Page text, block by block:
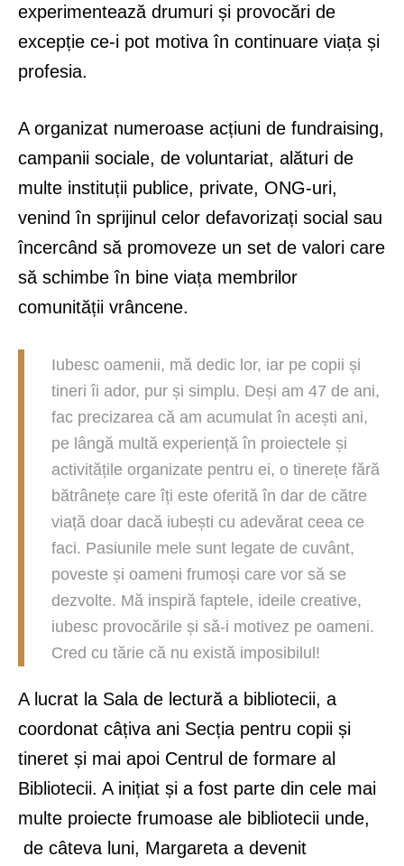
experimentează drumuri și provocări de
excepție ce-i pot motiva în continuare viața și
profesia.
A organizat numeroase acțiuni de fundraising,
campanii sociale, de voluntariat, alături de
multe instituții publice, private, ONG-uri,
venind în sprijinul celor defavorizați social sau
încercând să promoveze un set de valori care
să schimbe în bine viața membrilor
comunității vrâncene.
Iubesc oamenii, mă dedic lor, iar pe copii și
tineri îi ador, pur și simplu. Deși am 47 de ani,
fac precizarea că am acumulat în acești ani,
pe lângă multă experiență în proiectele și
activitățile organizate pentru ei, o tinerețe fără
bătrânețe care îți este oferită în dar de către
viață doar dacă iubești cu adevărat ceea ce
faci. Pasiunile mele sunt legate de cuvânt,
poveste și oameni frumoși care vor să se
dezvolte. Mă inspiră faptele, ideile creative,
iubesc provocările și să-i motivez pe oameni.
Cred cu tărie că nu există imposibilul!
A lucrat la Sala de lectură a bibliotecii, a
coordonat câțiva ani Secția pentru copii și
tineret și mai apoi Centrul de formare al
Bibliotecii. A inițiat și a fost parte din cele mai
multe proiecte frumoase ale bibliotecii unde,
de câteva luni, Margareta a devenit